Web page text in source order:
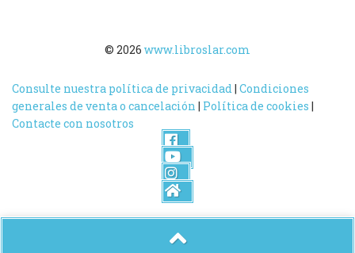
© 2026 www.libroslar.com
Consulte nuestra política de privacidad| Condiciones
generales de venta o cancelación | Política de cookies |
Contacte con nosotros